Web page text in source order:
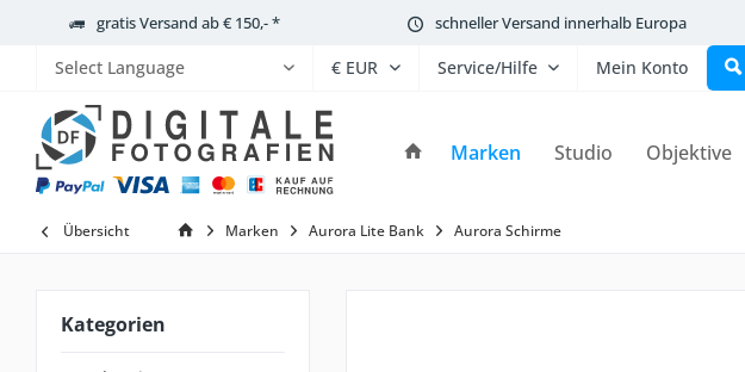
gratis Versand ab € 150,- * schneller Versand innerhalb Europa
Powered by
Service/Hilfe Mein Konto
Marken Studio Objektive
Übersicht Marken Aurora Lite Bank Aurora Schirme
Kategorien